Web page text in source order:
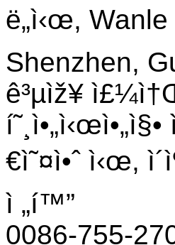
ë„ì‹œ,
Shenzhen,
ê³µìž¥
€ì˜¤ì•ˆ ì‹œ,
ì „í™”
0086-755-